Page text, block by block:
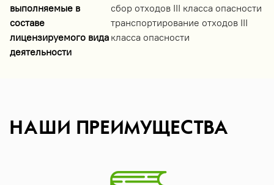
выполняемые в
составе
лицензируемого вида
деятельности
сбор отходов III класса опасности
транспортирование отходов III
класса опасности
НАШИ ПРЕИМУЩЕСТВА